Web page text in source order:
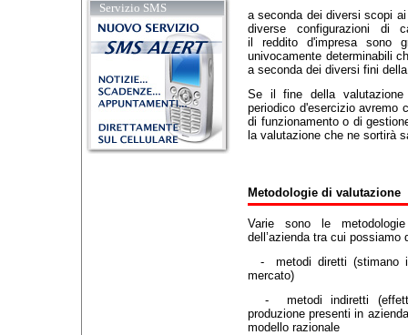
Servizio SMS
a seconda dei diversi scopi
diverse configurazioni di
il reddito d'impresa sono
univocamente determinabili
a seconda dei diversi fini
Se il fine della valutazione
periodico d'esercizio avremo
di funzionamento o di
la valutazione che ne sortirà
Metodologie di valutazione
Varie sono le
dell’azienda tra cui possiamo
- metodi diretti (stimano il
mercato)
- metodi indiretti
produzione presenti in
modello razionale